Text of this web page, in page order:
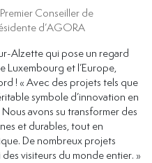
Conseiller de
d’AGORA
Alzette qui pose un regard
Luxembourg et l’Europe,
! « Avec des projets tels que
symbole d’innovation en
avons su transformer des
et durables, tout en
De nombreux projets
visiteurs du monde entier. »